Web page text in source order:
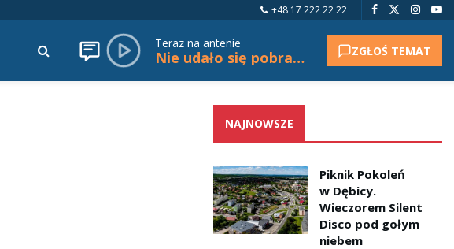
+48 17 222 22 22
Teraz na antenie
Nie udało się pobrać tytułu. ZGŁOŚ TEMAT
NAJNOWSZE
Piknik Pokoleń
w Dębicy.
Wieczorem Silent
Disco pod gołym
niebem